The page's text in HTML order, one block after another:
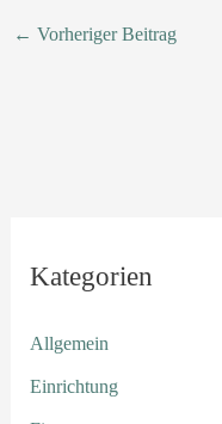
← Vorheriger Beitrag
Kategorien
Allgemein
Einrichtung